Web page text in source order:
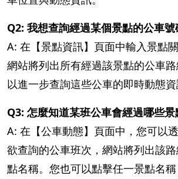
Q2: 我想查詢經過某個景點的公車號
A: 在【景點資訊】頁面中輸入景點
網站將列出所有經過該景點的公車
以進一步查詢這些公車的即時動態資
Q3: 怎麼知道某班公車會經過哪些景
A: 在【公車動態】頁面中，您可以
欲查詢的公車班次，網站將列出該
點名稱。您也可以點擊任一景點名